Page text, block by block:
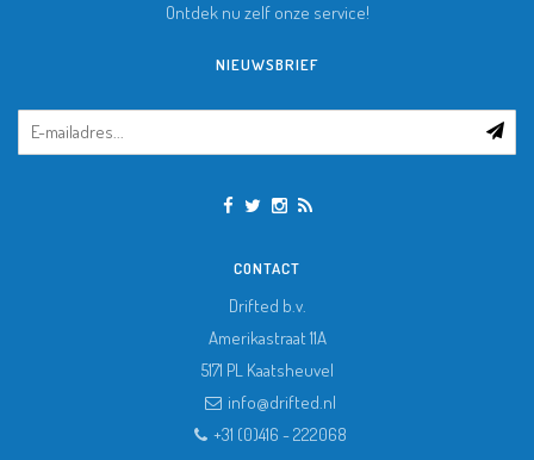
Ontdek nu zelf onze service!
NIEUWSBRIEF
CONTACT
Drifted b.v.
Amerikastraat 11A
5171 PL Kaatsheuvel
info@drifted.nl
+31 (0)416 - 222068